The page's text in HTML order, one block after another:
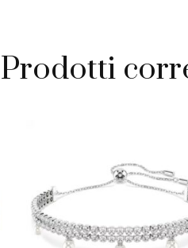
Prodotti